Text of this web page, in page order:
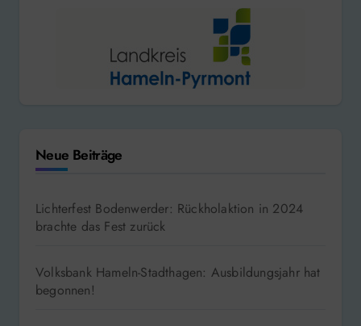
Neue Beiträge
Lichterfest Bodenwerder: Rückholaktion in 2024
brachte das Fest zurück
Volksbank Hameln-Stadthagen: Ausbildungsjahr hat
begonnen!